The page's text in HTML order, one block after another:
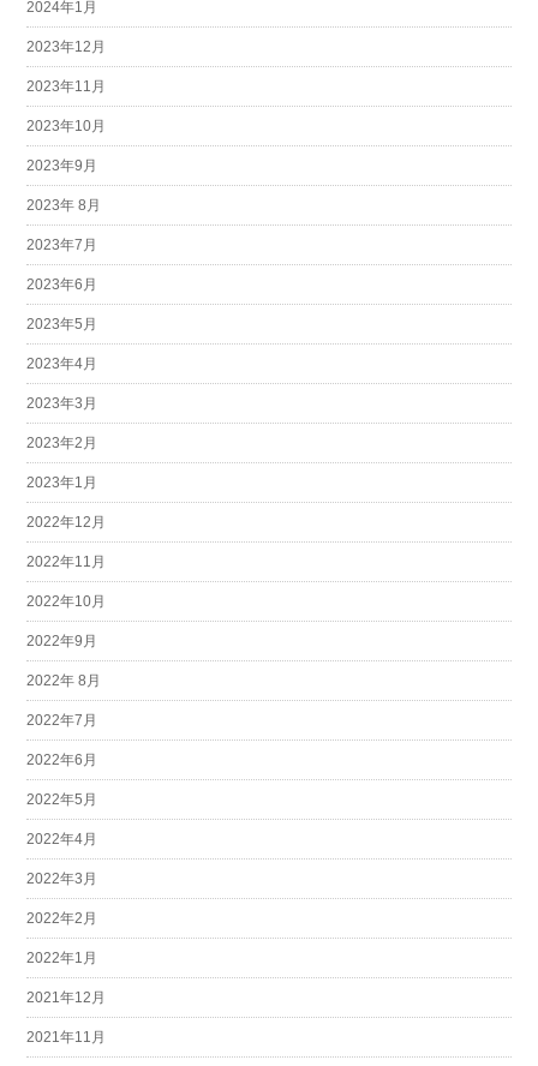
2024年1月
2023年12月
2023年11月
2023年10月
2023年9月
2023年 8月
2023年7月
2023年6月
2023年5月
2023年4月
2023年3月
2023年2月
2023年1月
2022年12月
2022年11月
2022年10月
2022年9月
2022年 8月
2022年7月
2022年6月
2022年5月
2022年4月
2022年3月
2022年2月
2022年1月
2021年12月
2021年11月